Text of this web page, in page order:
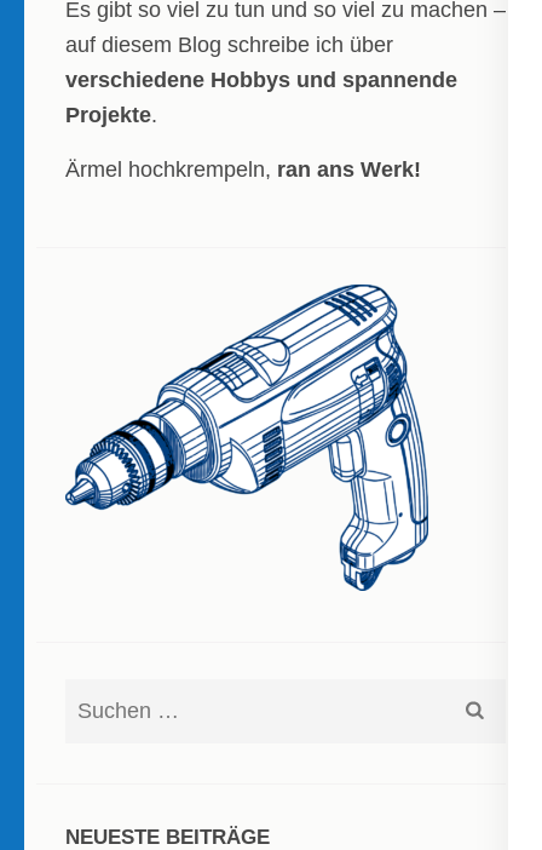
Es gibt so viel zu tun und so viel zu machen –
auf diesem Blog schreibe ich über
verschiedene Hobbys und spannende
Projekte.
Ärmel hochkrempeln, ran ans Werk!
NEUESTE BEITRÄGE